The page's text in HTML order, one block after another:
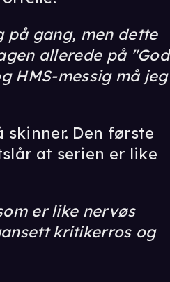
på gang, men dette
allerede på "God
HMS-messig må jeg
skinner. Den første
at serien er like
er like nervøs
kritikerros og